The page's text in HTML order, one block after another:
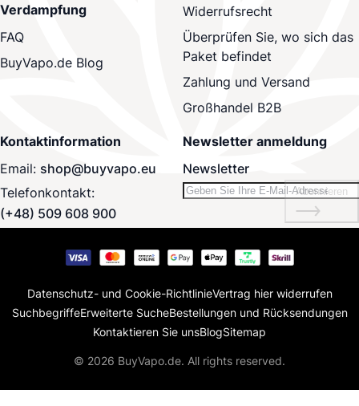
Verdampfung
FAQ
BuyVapo.de Blog
Widerrufsrecht
Überprüfen Sie, wo sich das
Paket befindet
Zahlung und Versand
Großhandel B2B
Kontaktinformation
Email: shop@buyvapo.eu
Telefonkontakt:
(+48) 509 608 900
Newsletter anmeldung
Newsletter
Abonnieren
Datenschutz- und Cookie-RichtlinieVertrag hier widerrufen
SuchbegriffeErweiterte SucheBestellungen und Rücksendungen
Kontaktieren Sie unsBlogSitemap
© 2026 BuyVapo.de. All rights reserved.